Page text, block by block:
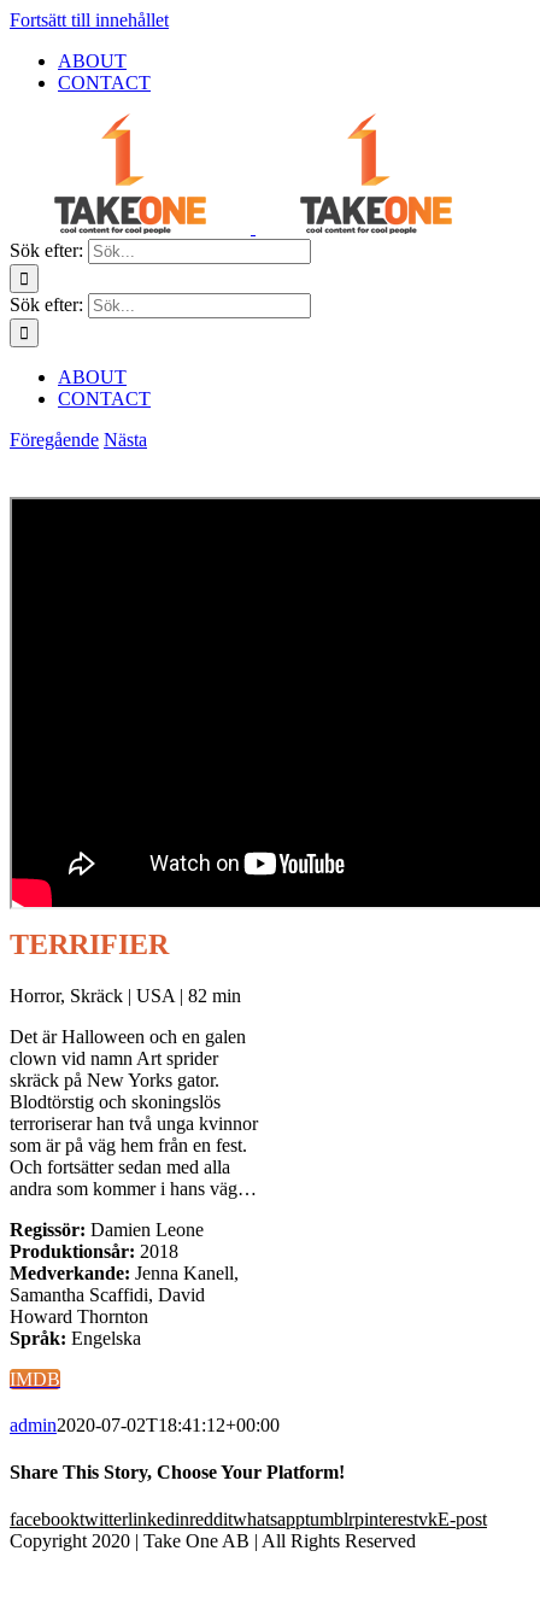
Fortsätt till innehållet
ABOUT
CONTACT
Sök efter:
Sök efter:
ABOUT
CONTACT
Föregående Nästa
TERRIFIER
Horror, Skräck | USA | 82 min
Det är Halloween och en galen
clown vid namn Art sprider
skräck på New Yorks gator.
Blodtörstig och skoningslös
terroriserar han två unga kvinnor
som är på väg hem från en fest.
Och fortsätter sedan med alla
andra som kommer i hans väg…
Regissör: Damien Leone
Produktionsår: 2018
Medverkande: Jenna Kanell,
Samantha Scaffidi, David
Howard Thornton
Språk: Engelska
IMDB
admin2020-07-02T18:41:12+00:00
Share This Story, Choose Your Platform!
facebooktwitterlinkedinredditwhatsapptumblrpinterestvkE-post
Copyright 2020 | Take One AB | All Rights Reserved